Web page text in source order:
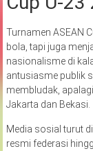
Turnamen ASEAN
bola, tapi juga
nasionalisme di
antusiasme publik
membludak,
Jakarta dan Bekasi.
Media sosial turut
resmi federasi